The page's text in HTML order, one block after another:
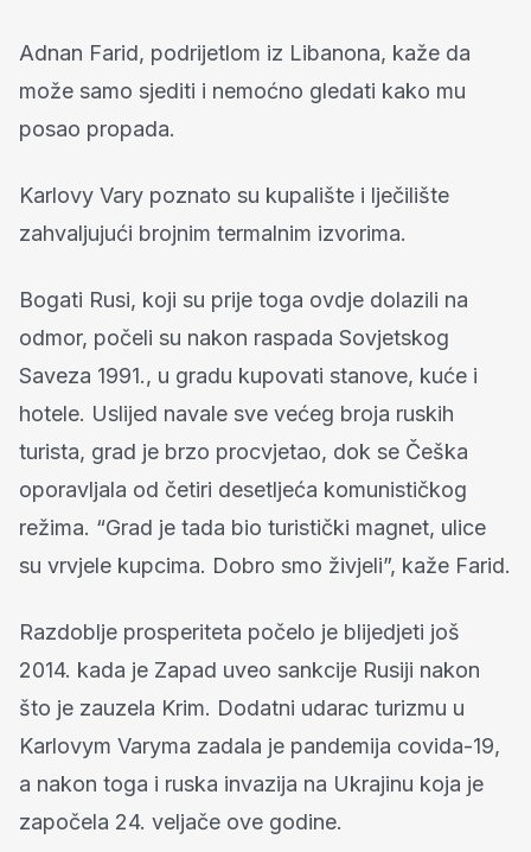
Adnan Farid, podrijetlom iz Libanona, kaže da
može samo sjediti i nemoćno gledati kako mu
posao propada.
Karlovy Vary poznato su kupalište i lječilište
zahvaljujući brojnim termalnim izvorima.
Bogati Rusi, koji su prije toga ovdje dolazili na
odmor, počeli su nakon raspada Sovjetskog
Saveza 1991., u gradu kupovati stanove, kuće i
hotele. Uslijed navale sve većeg broja ruskih
turista, grad je brzo procvjetao, dok se Češka
oporavljala od četiri desetljeća komunističkog
režima. “Grad je tada bio turistički magnet, ulice
su vrvjele kupcima. Dobro smo živjeli”, kaže Farid.
Razdoblje prosperiteta počelo je blijedjeti još
2014. kada je Zapad uveo sankcije Rusiji nakon
što je zauzela Krim. Dodatni udarac turizmu u
Karlovym Varyma zadala je pandemija covida-19,
a nakon toga i ruska invazija na Ukrajinu koja je
započela 24. veljače ove godine.